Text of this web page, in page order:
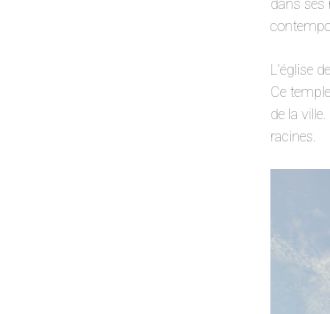
dans ses
L’église
Ce
de la
racines.